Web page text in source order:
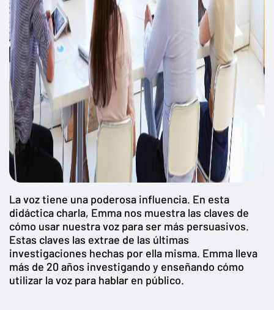
La voz tiene una poderosa influencia. En esta
didáctica charla, Emma nos muestra las claves de
cómo usar nuestra voz para ser más persuasivos.
Estas claves las extrae de las últimas
investigaciones hechas por ella misma. Emma lleva
más de 20 años investigando y enseñando cómo
utilizar la voz para hablar en público.